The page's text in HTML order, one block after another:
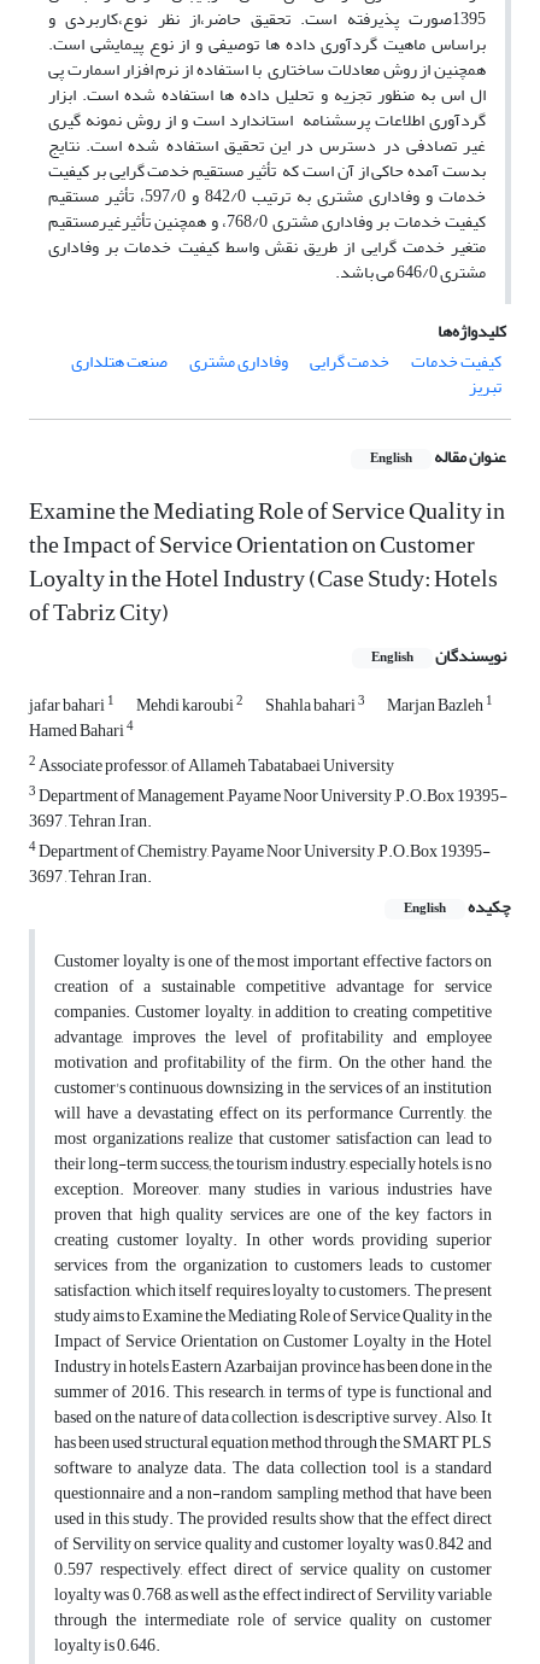
1395صورت پذیرفته است. تحقیق حاضر،از نظر نوع،کاربردی و
براساس ماهیت گردآوری داده ها توصیفی و از نوع پیمایشی است.
همچنین از روش معادلات ساختاری با استفاده از نرم افزار اسمارت پی
ال اس به منظور تجزیه و تحلیل داده ها استفاده شده است. ابزار
گردآوری اطلاعات پرسشنامه استاندارد است و از روش نمونه گیری
غیر تصادفی در دسترس در این تحقیق استفاده شده است. نتایج
بدست آمده حاکی از آن است که تأثیر مستقیم خدمت گرایی بر کیفیت
خدمات و وفاداری مشتری به ترتیب 842/0 و 597/0، تأثیر مستقیم
کیفیت خدمات بر وفاداری مشتری 768/0، و همچنین تأثیرغیرمستقیم
متغیر خدمت گرایی از طریق نقش واسط کیفیت خدمات بر وفاداری
مشتری 646/0 می باشد.
کلیدواژه‌ها
کیفیت خدمات
خدمت گرایی وفاداری مشتری صنعت هتلداری
تبریز
عنوان مقاله English
Examine the Mediating Role of Service Quality in
the Impact of Service Orientation on Customer
Loyalty in the Hotel Industry (Case Study: Hotels
of Tabriz City)
نویسندگان English
jafar bahari1 Mehdi karoubi2 Shahla bahari3 Marjan Bazleh1
Hamed Bahari4
2Associate professor, of Allameh Tabatabaei University
3Department of Management ,Payame Noor University ,P.O.Box 19395-
3697 , Tehran ,Iran.
4Department of Chemistry, Payame Noor University ,P.O.Box 19395-
3697 , Tehran ,Iran.
چکیده
English
Customer loyalty is one of the most important effective factors on
creation of a sustainable competitive advantage for service
companies. Customer loyalty, in addition to creating competitive
advantage, improves the level of profitability and employee
motivation and profitability of the firm. On the other hand, the
customer's continuous downsizing in the services of an institution
will have a devastating effect on its performance Currently, the
most organizations realize that customer satisfaction can lead to
their long-term success; the tourism industry, especially hotels, is no
exception. Moreover, many studies in various industries have
proven that high quality services are one of the key factors in
creating customer loyalty. In other words, providing superior
services from the organization to customers leads to customer
satisfaction, which itself requires loyalty to customers. The present
study aims to Examine the Mediating Role of Service Quality in the
Impact of Service Orientation on Customer Loyalty in the Hotel
Industry in hotels Eastern Azarbaijan province has been done in the
summer of 2016. This research, in terms of type is functional and
based on the nature of data collection, is descriptive survey. Also, It
has been used structural equation method through the SMART PLS
software to analyze data. The data collection tool is a standard
questionnaire and a non-random sampling method that have been
used in this study. The provided results show that the effect direct
of Servility on service quality and customer loyalty was 0.842 and
0.597 respectively, effect direct of service quality on customer
loyalty was 0.768, as well as the effect indirect of Servility variable
through the intermediate role of service quality on customer
loyalty is 0.646.